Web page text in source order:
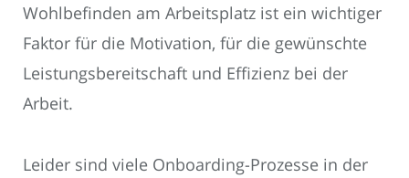
Wohlbefinden am Arbeitsplatz ist ein wichtiger
Faktor für die Motivation, für die gewünschte
Leistungsbereitschaft und Effizienz bei der
Arbeit.
Leider sind viele Onboarding-Prozesse in der